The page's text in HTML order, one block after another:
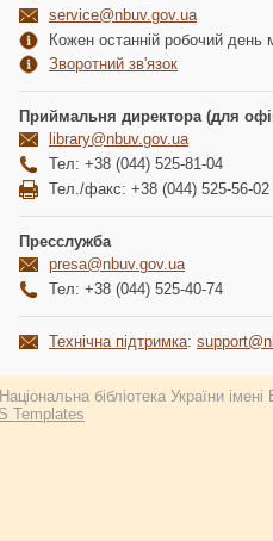
service@nbuv.gov.ua
Кожен останній робочий день
Зворотний зв'язок
Приймальня директора (для
library@nbuv.gov.ua
Тел: +38 (044) 525-81-04
Тел./факс: +38 (044) 525-56-02
Пресслужба
presa@nbuv.gov.ua
Тел: +38 (044) 525-40-74
Технічна підтримка:
бібліотека України
Templates